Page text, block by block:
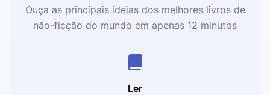
Ouça as principais ideias dos melhores livros de
não-ficção do mundo em apenas 12 minutos
Ler